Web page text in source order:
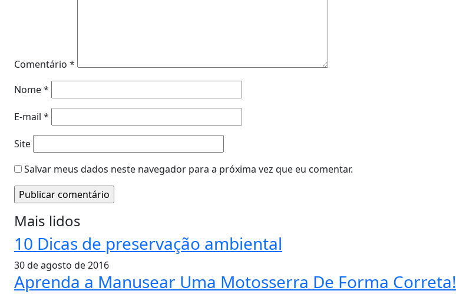
Comentário *
Nome*
E-mail *
Site
Salvar meus dados neste navegador para a próxima vez que eu comentar.
Mais lidos
10 Dicas de preservação ambiental
30 de agosto de 2016
Aprenda a Manusear Uma Motosserra De Forma Correta!